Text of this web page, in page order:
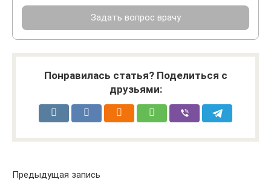
Задать вопрос врачу
Понравилась статья? Поделиться с
друзьями:
Предыдущая запись